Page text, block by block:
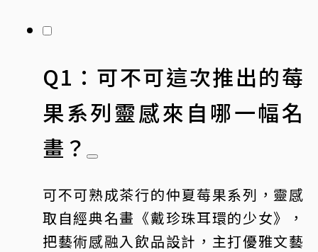
Q1：可不可這次推出的莓
果系列靈感來自哪一幅名
畫？
可不可熟成茶行的仲夏莓果系列，靈感
取自經典名畫《戴珍珠耳環的少女》，
把藝術感融入飲品設計，主打優雅文藝